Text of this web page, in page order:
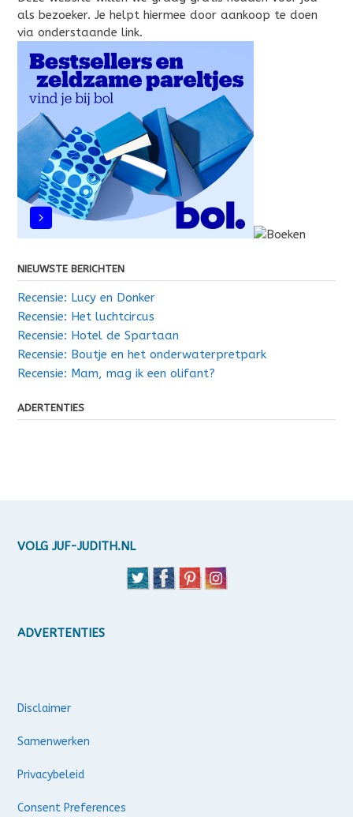
als bezoeker. Je helpt hiermee door aankoop te doen
via onderstaande link.
NIEUWSTE BERICHTEN
Recensie: Lucy en Donker
Recensie: Het luchtcircus
Recensie: Hotel de Spartaan
Recensie: Boutje en het onderwaterpretpark
Recensie: Mam, mag ik een olifant?
ADERTENTIES
VOLG JUF-JUDITH.NL
ADVERTENTIES
Disclaimer
Samenwerken
Privacybeleid
Consent Preferences